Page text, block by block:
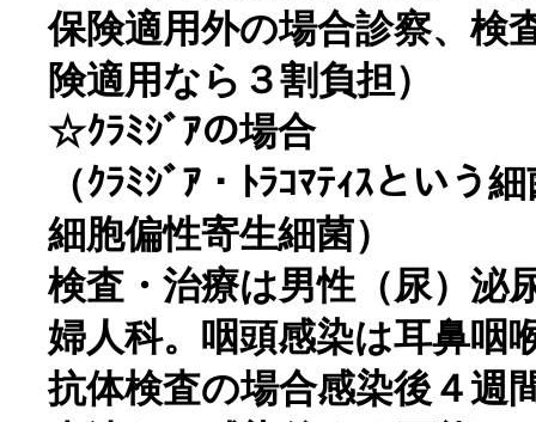
保険適用外の場合診察、検
険適用なら３割負担）
☆ｸﾗﾐｼﾞｱの場合
（ｸﾗﾐｼﾞｱ・ﾄﾗｺﾏﾃｨｽという
細胞偏性寄生細菌）
検査・治療は男性（尿）泌
婦人科。咽頭感染は耳鼻咽
抗体検査の場合感染後４週